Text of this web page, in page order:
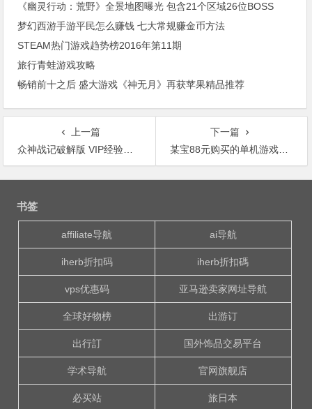
《幽灵行动：荒野》全景地图曝光 包含21个区域26位BOSS
梦幻西游手游平民怎么赚钱 七大常规赚金币方法
STEAM热门游戏趋势榜2016年第11期
旅行青蛙游戏攻略
畅销前十之后 盛大游戏《神无月》再获苹果精品推荐
上一篇
众神战记破解版 VIP经验减半 副本整体掉率翻倍 折扣低至3折礼包返利不断
下一篇
某宝88元购买的单机游戏破解版合集【800g】
文
书签
affiliate导航 ai导航
iherb折扣码 iherb折扣碼
vps优惠码 亚马逊卖家网址导航
全球好物榜 出游订
出行訂 国外饰品交易平台
学术导航 官网旗舰店
必买站 旅日本